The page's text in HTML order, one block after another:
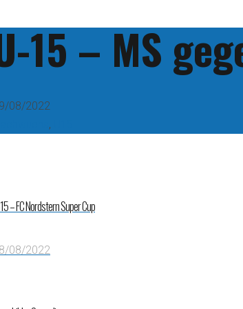
15 – MS
08/2022
,
– FC Nordstern Super Cup
08/2022